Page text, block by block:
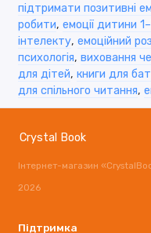
підтримати позитивні
робити, емоції дитини
інтелекту, емоційний
психологія, виховання
для дітей, книги для
для спільного читання,
Crystal Book
Інтернет-магазин
2026
Підтримка